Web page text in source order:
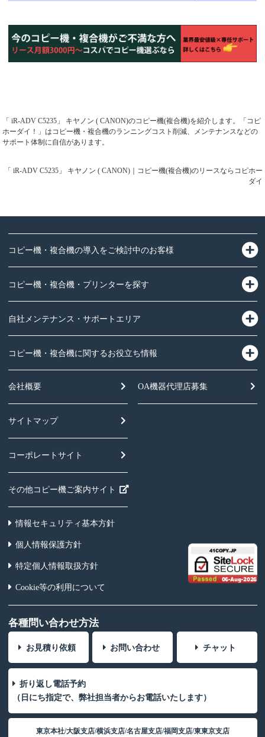
「 iR-ADV C5235」 キヤノン ( CANON)のコピー機(複合機)を紹介します。「コピ
ホーダイ！」はコピー機・複合機のランニングコスト削減、メンテナンスなどの
サポート体制に自信があります。
「 iR-ADV C5235」 キヤノン ( CANON)｜コピー機(複合機)のリースならコピホー
ダイ
コピー機・複合機の導入をご検討中のお客様
コピー機・複合機・プリンターを探す
自社メンテナンス・サポートエリア
コピー機・複合機に関するお役立ち情報
会社概要
サイトマップ
コーポレートサイト
その他コピー機ご案内サイト
OA機器代理店募集
情報セキュリティ基本方針
個人情報保護方針
特定個人情報取扱方針
Cookie等の利用について
各種問い合わせ方法
お見積り依頼 お問い合わせ チャット
折り返し電話予約
（日にち指定で、弊社担当者からお電話いたします）
東京本社/大阪支店/横浜支店/名古屋支店/福岡支店/東東京支店